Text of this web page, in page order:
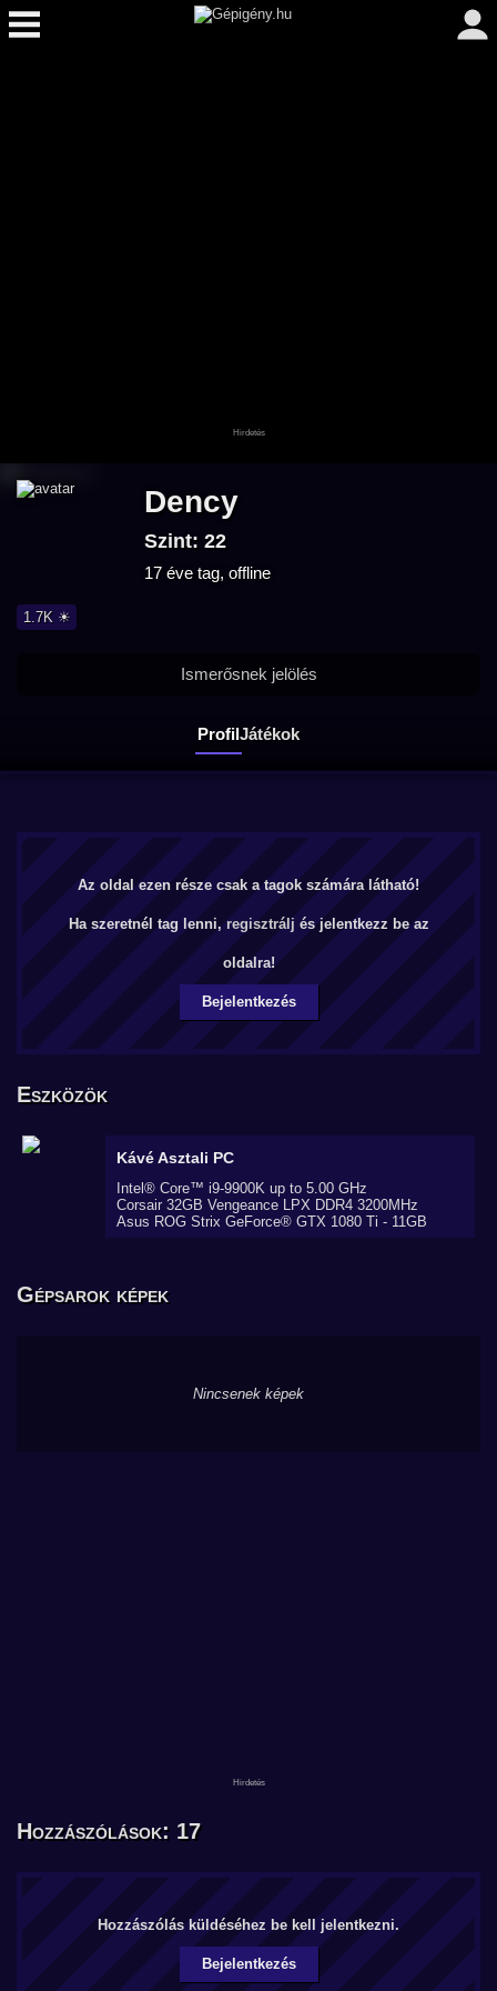
Dency
Szint: 22
17 éve tag, offline
1.7K ☀
ProfilJátékok
Ismerősnek jelölés
Az oldal ezen része csak a tagok számára látható!
Ha szeretnél tag lenni, regisztrálj és jelentkezz be az
oldalra!
Bejelentkezés
Eszközök
KávéAsztali PC
Intel® Core™ i9-9900K up to 5.00 GHz
Corsair 32GB Vengeance LPX DDR4 3200MHz
Asus ROG Strix GeForce® GTX 1080 Ti - 11GB
Gépsarok képek
Nincsenek képek
Hozzászólások: 17
Hozzászólás küldéséhez be kell jelentkezni.
Bejelentkezés